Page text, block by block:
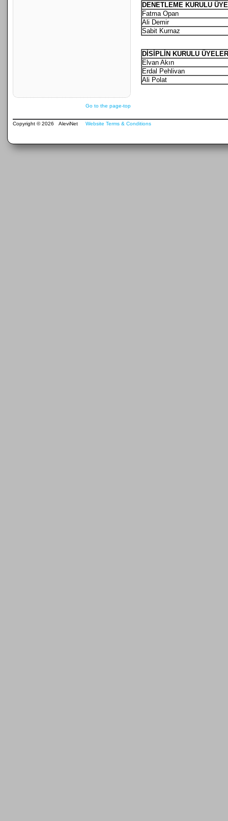
DENETLEME KURULU
Fatma Opan
Ali Demir
Sabit Kurnaz
DİSİPLİN KURULU
Elvan Akın
Erdal Pehlivan
Ali Polat
Go to the page-top
Copyright © 2026 AleviNet Website Terms & Conditions